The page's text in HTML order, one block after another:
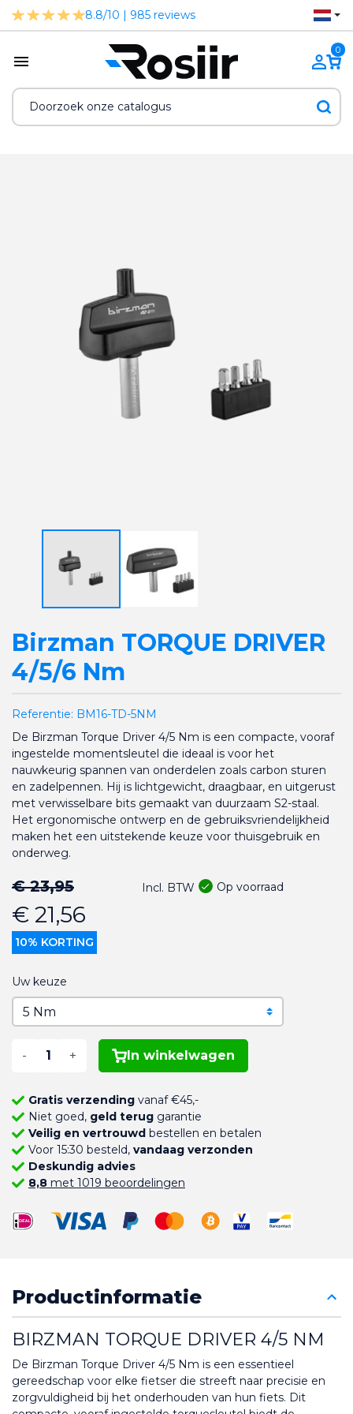
8.8/10 | 985 reviews
0
Birzman TORQUE DRIVER
4/5/6 Nm
Referentie: BM16-TD-5NM
De Birzman Torque Driver 4/5 Nm is een compacte, vooraf
ingestelde momentsleutel die ideaal is voor het
nauwkeurig spannen van onderdelen zoals carbon sturen
en zadelpennen. Hij is lichtgewicht, draagbaar, en uitgerust
met verwisselbare bits gemaakt van duurzaam S2-staal.
Het ergonomische ontwerp en de gebruiksvriendelijkheid
maken het een uitstekende keuze voor thuisgebruik en
onderweg.
€ 23,95
€ 21,56
10% KORTING
Incl. BTW Op voorraad
Uw keuze
- + In winkelwagen
Gratis verzendingvanaf €45,-
Niet goed, geld teruggarantie
Veilig en vertrouwdbestellen en betalen
Voor 15:30 besteld, vandaag verzonden
Deskundig advies
8,8met 1019 beoordelingen
Productinformatie
BIRZMAN TORQUE DRIVER 4/5 NM
De Birzman Torque Driver 4/5 Nm is een essentieel
gereedschap voor elke fietser die streeft naar precisie en
zorgvuldigheid bij het onderhouden van hun fiets. Dit